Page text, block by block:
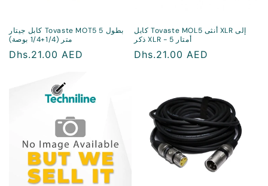
كابل جيتار Tovaste MOT5 بطول 5
متر (1/4+1/4 بوصة)
سعر
Dhs.21.00 AED
كابل Tovaste MOL5 أنثى XLR إلى
ذكر XLR - 5 أمتار
سعر
Dhs.21.00 AED